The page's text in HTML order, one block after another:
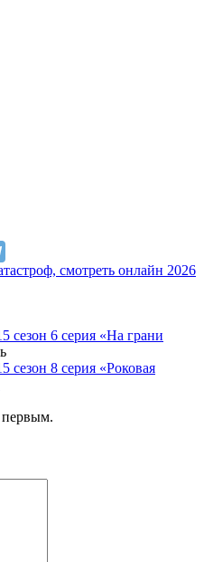
смотреть онлайн 2026
сезон 6 серия «На грани
сезон 8 серия «Роковая
первым.